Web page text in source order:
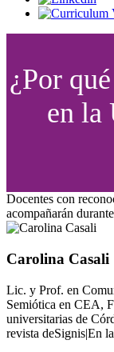
¿Por
en la
Docentes con
acompañarán
Carolina Casali
Lic. y Prof. en
Semiótica en CEA,
universitarias de
revista deSignis|En